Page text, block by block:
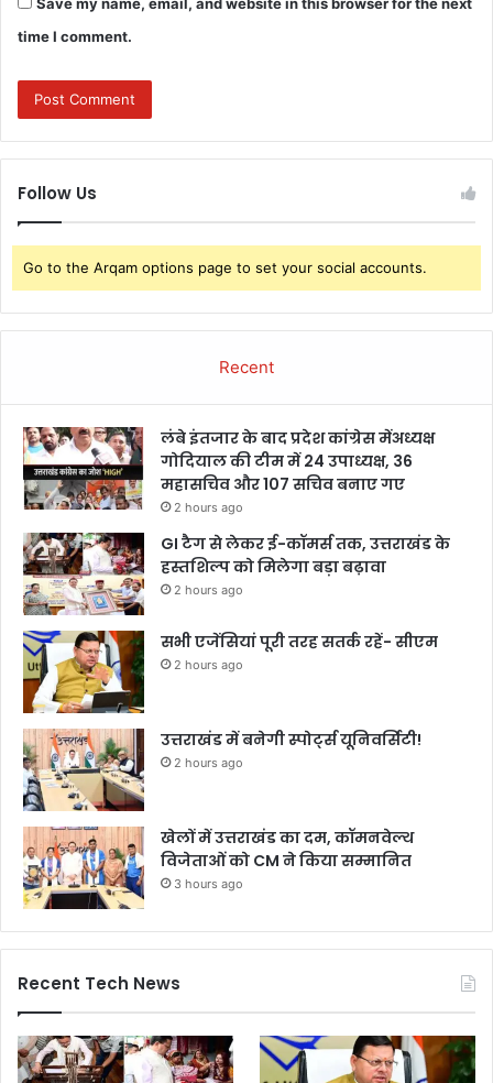
time I comment.
Follow Us
Go to the Arqam options page to set your social accounts.
Recent
लंबे इंतजार के बाद प्रदेश कांग्रेस मेंअध्यक्ष
गोदियाल की टीम में 24 उपाध्यक्ष, 36
महासचिव और 107 सचिव बनाए गए
2 hours ago
GI टैग से लेकर ई-कॉमर्स तक, उत्तराखंड के
हस्तशिल्प को मिलेगा बड़ा बढ़ावा
2 hours ago
सभी एजेंसियां पूरी तरह सतर्क रहें- सीएम
2 hours ago
उत्तराखंड में बनेगी स्पोर्ट्स यूनिवर्सिटी!
2 hours ago
खेलों में उत्तराखंड का दम, कॉमनवेल्थ
विजेताओं को CM ने किया सम्मानित
3 hours ago
Recent Tech News